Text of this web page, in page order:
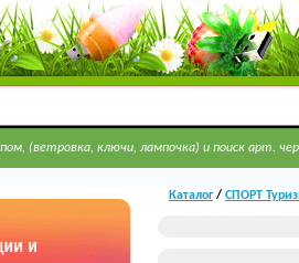
(ветровка, ключи, лампочка) и поиск арт.
Каталог/ СПОРТ